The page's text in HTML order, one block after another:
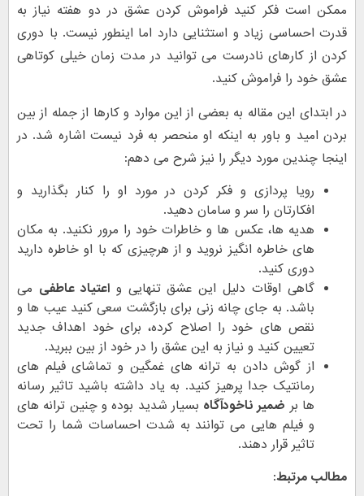
ممکن است فکر کنید فراموش کردن عشق در دو هفته نیاز به
قدرت احساسی زیاد و استثنایی دارد اما اینطور نیست. با دوری
کردن از کارهای نادرست می توانید در مدت زمان خیلی کوتاهی
عشق خود را فراموش کنید.
در ابتدای این مقاله به بعضی از این موارد و کارها از جمله از بین
بردن امید و باور به اینکه او منحصر به فرد نیست اشاره شد. در
اینجا چندین مورد دیگر را نیز شرح می دهم:
رویا پردازی و فکر کردن در مورد او را کنار بگذارید و
افکارتان را سر و سامان دهید.
هدیه ها، عکس ها و خاطرات خود را مرور نکنید. به مکان
های خاطره انگیز نروید و از هرچیزی که با او خاطره دارید
دوری کنید.
گاهی اوقات دلیل این عشق تنهایی واعتیاد عاطفی می
باشد. به جای چانه زنی برای بازگشت سعی کنید عیب ها و
نقص های خود را اصلاح کرده، برای خود اهداف جدید
تعیین کنید و نیاز به این عشق را در خود از بین ببرید.
از گوش دادن به ترانه های غمگین و تماشای فیلم های
رمانتیک جدا پرهیز کنید. به یاد داشته باشید تاثیر رسانه
ها بر ضمیر ناخودآگاه بسیار شدید بوده و چنین ترانه های
و فیلم هایی می توانند به شدت احساسات شما را تحت
تاثیر قرار دهند.
مطالب مرتبط: